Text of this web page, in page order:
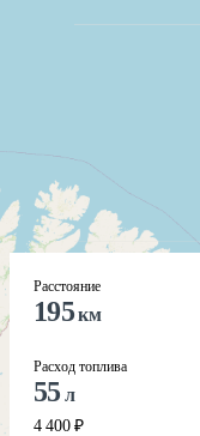
Расстояние
195км
Расход топлива
55 л
4 400 ₽